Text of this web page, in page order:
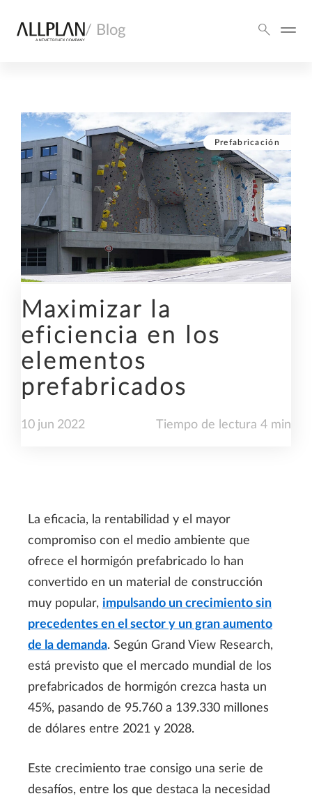
/ Blog
Prefabricación
Maximizar la
eficiencia en los
elementos
prefabricados
10 jun 2022 Tiempo de lectura 4 min
La eficacia, la rentabilidad y el mayor
compromiso con el medio ambiente que
ofrece el hormigón prefabricado lo han
convertido en un material de construcción
muy popular, impulsando un crecimiento sin
precedentes en el sector y un gran aumento
de la demanda. Según Grand View Research,
está previsto que el mercado mundial de los
prefabricados de hormigón crezca hasta un
45%, pasando de 95.760 a 139.330 millones
de dólares entre 2021 y 2028.
Este crecimiento trae consigo una serie de
desafíos, entre los que destaca la necesidad